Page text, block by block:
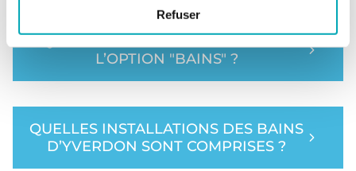
Refuser
L’OPTION "BAINS" ?
QUELLES INSTALLATIONS DES BAINS
D’YVERDON SONT COMPRISES ?